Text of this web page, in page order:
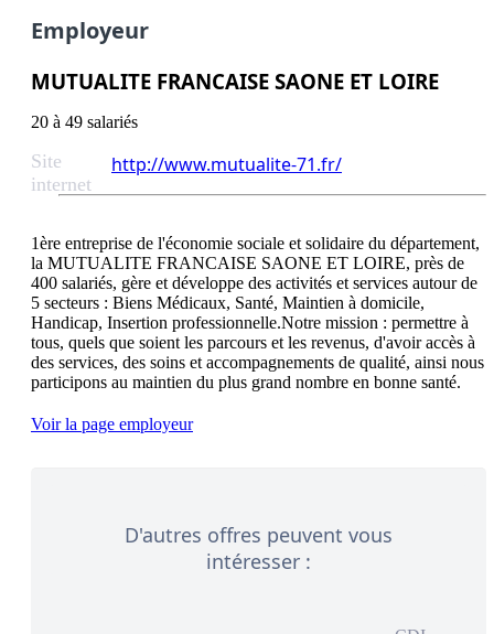
Employeur
MUTUALITE FRANCAISE SAONE ET LOIRE
20 à 49 salariés
Site
internet
http://www.mutualite-71.fr/
1ère entreprise de l'économie sociale et solidaire du département,
la MUTUALITE FRANCAISE SAONE ET LOIRE, près de
400 salariés, gère et développe des activités et services autour de
5 secteurs : Biens Médicaux, Santé, Maintien à domicile,
Handicap, Insertion professionnelle.Notre mission : permettre à
tous, quels que soient les parcours et les revenus, d'avoir accès à
des services, des soins et accompagnements de qualité, ainsi nous
Voir la page employeur
D'autres offres peuvent vous
intéresser :